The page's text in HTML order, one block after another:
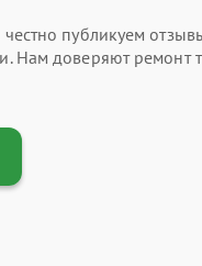
публикуем
Нам доверяют ремонт